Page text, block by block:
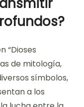
“Dioses
de mitología,
símbolos,
a los